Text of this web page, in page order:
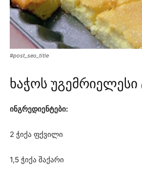
#post_seo_title
ხაჭოს
ინგრედიენტები:
2 ჭიქა ფქვილი
1,5 ჭიქა შაქარი